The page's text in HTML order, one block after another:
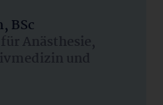
BSc
Anästhesie,
und